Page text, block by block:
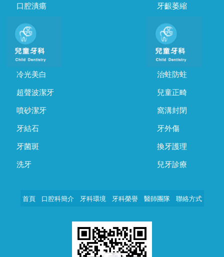
口腔潰瘍 牙齦萎縮
冷光美白
超聲波潔牙
噴砂潔牙
牙結石
牙菌斑
洗牙
治蛀防蛀
兒童正畸
窩溝封閉
牙外傷
換牙護理
兒牙診療
首頁 口腔科簡介 牙科環境 牙科榮譽 醫師團隊 聯絡方式